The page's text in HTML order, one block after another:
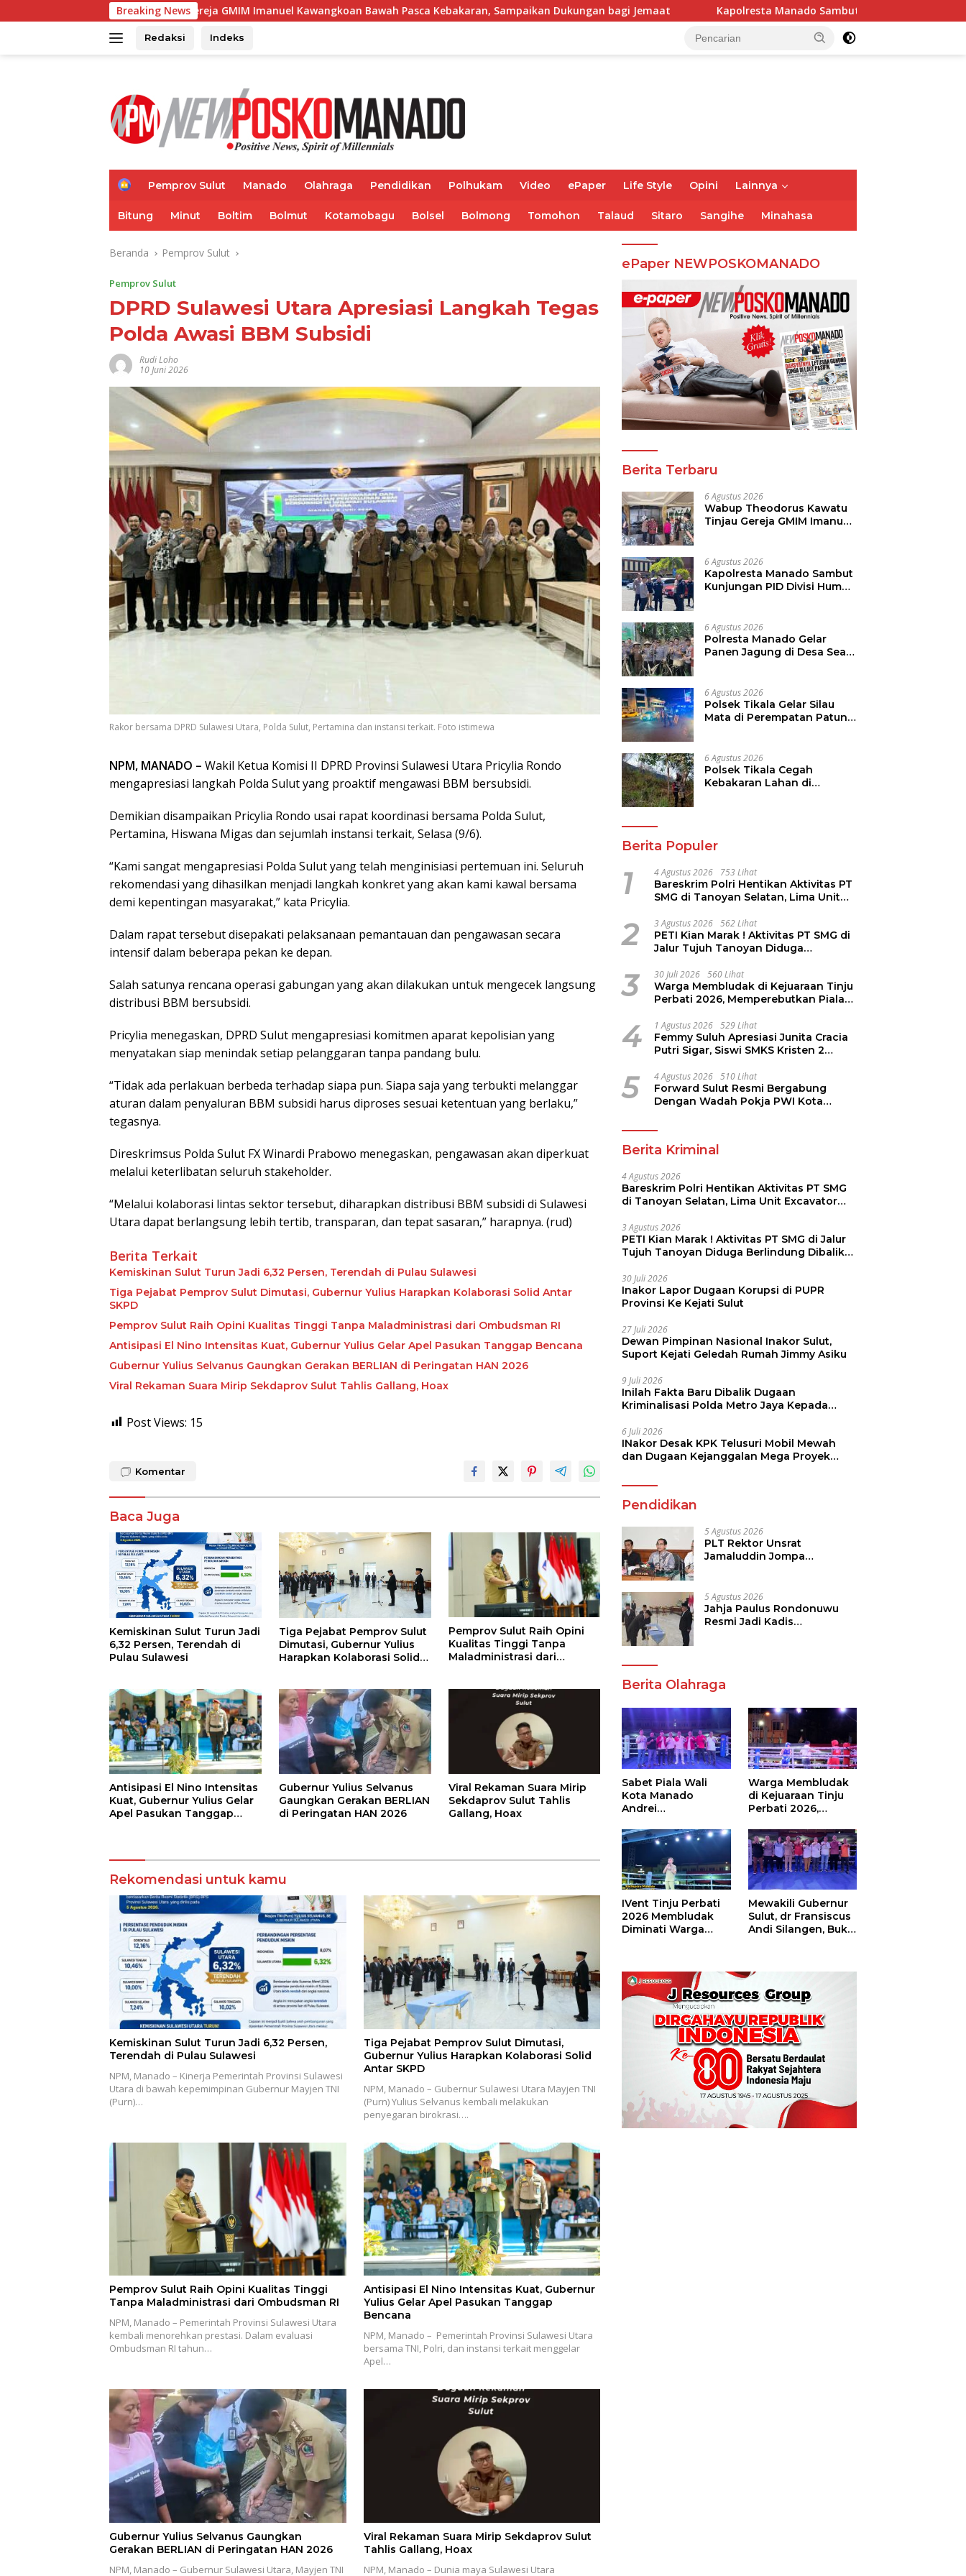
ke
Breaking News
Tinjau Gereja GMIM Imanuel Kawangkoan Bawah Pasca Kebakaran, Sampaikan Dukungan bagi Jemaat Kapolresta Manado Sambut Kunjungan PID Divisi Humas Polri
Redaksi Indeks
H
e
Pemprov Sulut Manado Olahraga Pendidikan Polhukam Video ePaper Life Style Opini Lainnya
Bitung Minut Boltim Bolmut Kotamobagu Bolsel Bolmong Tomohon Talaud Sitaro Sangihe Minahasa
Beranda Pemprov Sulut
Pemprov Sulut
DPRD Sulawesi Utara Apresiasi Langkah Tegas
Polda Awasi BBM Subsidi
Rudi Loho
10 Juni 2026
Rakor bersama DPRD Sulawesi Utara, Polda Sulut, Pertamina dan instansi terkait. Foto istimewa
NPM, MANADO – Wakil Ketua Komisi II DPRD Provinsi Sulawesi Utara Pricylia Rondo
mengapresiasi langkah Polda Sulut yang proaktif mengawasi BBM bersubsidi.
Demikian disampaikan Pricylia Rondo usai rapat koordinasi bersama Polda Sulut,
Pertamina, Hiswana Migas dan sejumlah instansi terkait, Selasa (9/6).
“Kami sangat mengapresiasi Polda Sulut yang telah menginisiasi pertemuan ini. Seluruh
rekomendasi yang dihasilkan menjadi langkah konkret yang akan kami kawal bersama
demi kepentingan masyarakat,” kata Pricylia.
Dalam rapat tersebut disepakati pelaksanaan pemantauan dan pengawasan secara
intensif dalam beberapa pekan ke depan.
Salah satunya rencana operasi gabungan yang akan dilakukan untuk mengecek langsung
distribusi BBM bersubsidi.
Pricylia menegaskan, DPRD Sulut mengapresiasi komitmen aparat kepolisian yang
menyatakan siap menindak setiap pelanggaran tanpa pandang bulu.
“Tidak ada perlakuan berbeda terhadap siapa pun. Siapa saja yang terbukti melanggar
aturan dalam penyaluran BBM subsidi harus diproses sesuai ketentuan yang berlaku,”
tegasnya.
Direskrimsus Polda Sulut FX Winardi Prabowo menegaskan, pengawasan akan diperkuat
melalui keterlibatan seluruh stakeholder.
“Melalui kolaborasi lintas sektor tersebut, diharapkan distribusi BBM subsidi di Sulawesi
Utara dapat berlangsung lebih tertib, transparan, dan tepat sasaran,” harapnya. (rud)
Berita Terkait
Kemiskinan Sulut Turun Jadi 6,32 Persen, Terendah di Pulau Sulawesi
Tiga Pejabat Pemprov Sulut Dimutasi, Gubernur Yulius Harapkan Kolaborasi Solid Antar
SKPD
Pemprov Sulut Raih Opini Kualitas Tinggi Tanpa Maladministrasi dari Ombudsman RI
Antisipasi El Nino Intensitas Kuat, Gubernur Yulius Gelar Apel Pasukan Tanggap Bencana
Gubernur Yulius Selvanus Gaungkan Gerakan BERLIAN di Peringatan HAN 2026
Viral Rekaman Suara Mirip Sekdaprov Sulut Tahlis Gallang, Hoax
Post Views: 15
Komentar
Baca Juga
Kemiskinan Sulut Turun Jadi
6,32 Persen, Terendah di
Pulau Sulawesi
Tiga Pejabat Pemprov Sulut
Dimutasi, Gubernur Yulius
Harapkan Kolaborasi Solid
Pemprov Sulut Raih Opini
Kualitas Tinggi Tanpa
Maladministrasi dari
Antisipasi El Nino Intensitas
Kuat, Gubernur Yulius Gelar
Apel Pasukan Tanggap
Gubernur Yulius Selvanus
Gaungkan Gerakan BERLIAN
di Peringatan HAN 2026
Viral Rekaman Suara Mirip
Sekdaprov Sulut Tahlis
Gallang, Hoax
Rekomendasi untuk kamu
Kemiskinan Sulut Turun Jadi 6,32 Persen,
Terendah di Pulau Sulawesi
NPM, Manado – Kinerja Pemerintah Provinsi Sulawesi
Utara di bawah kepemimpinan Gubernur Mayjen TNI
(Purn)…
Tiga Pejabat Pemprov Sulut Dimutasi,
Gubernur Yulius Harapkan Kolaborasi Solid
Antar SKPD
NPM, Manado – Gubernur Sulawesi Utara Mayjen TNI
(Purn) Yulius Selvanus kembali melakukan
penyegaran birokrasi….
Pemprov Sulut Raih Opini Kualitas Tinggi
Tanpa Maladministrasi dari Ombudsman RI
NPM, Manado – Pemerintah Provinsi Sulawesi Utara
kembali menorehkan prestasi. Dalam evaluasi
Ombudsman RI tahun…
Antisipasi El Nino Intensitas Kuat, Gubernur
Yulius Gelar Apel Pasukan Tanggap
Bencana
NPM, Manado – Pemerintah Provinsi Sulawesi Utara
bersama TNI, Polri, dan instansi terkait menggelar
Apel…
Gubernur Yulius Selvanus Gaungkan
Gerakan BERLIAN di Peringatan HAN 2026
NPM, Manado – Gubernur Sulawesi Utara, Mayjen TNI
Viral Rekaman Suara Mirip Sekdaprov Sulut
Tahlis Gallang, Hoax
NPM, Manado – Dunia maya Sulawesi Utara
ePaper NEWPOSKOMANADO
Berita Terbaru
6 Agustus 2026
Wabup Theodorus Kawatu
Tinjau Gereja GMIM Imanuel
Dukungan bagi Jemaat
6 Agustus 2026
Kapolresta Manado Sambut
Kunjungan PID Divisi Humas
6 Agustus 2026
Polresta Manado Gelar
Panen Jagung di Desa Sea,
Swasembada Pangan
6 Agustus 2026
Polsek Tikala Gelar Silau
Mata di Perempatan Patung
6 Agustus 2026
Polsek Tikala Cegah
Kebakaran Lahan di
Berita Populer
1 4 Agustus 2026 753 Lihat
Bareskrim Polri Hentikan Aktivitas PT
SMG di Tanoyan Selatan, Lima Unit
2 3 Agustus 2026 562 Lihat
PETI Kian Marak ! Aktivitas PT SMG di
Jalur Tujuh Tanoyan Diduga
3 30 Juli 2026 560 Lihat
Warga Membludak di Kejuaraan Tinju
Perbati 2026, Memperebutkan Piala
4 1 Agustus 2026 529 Lihat
Femmy Suluh Apresiasi Junita Cracia
Putri Sigar, Siswi SMKS Kristen 2
Dikmen Nasional 2026
5 4 Agustus 2026 510 Lihat
Forward Sulut Resmi Bergabung
Dengan Wadah Pokja PWI Kota
Berita Kriminal
4 Agustus 2026
Bareskrim Polri Hentikan Aktivitas PT SMG
di Tanoyan Selatan, Lima Unit Excavator
3 Agustus 2026
PETI Kian Marak ! Aktivitas PT SMG di Jalur
Tujuh Tanoyan Diduga Berlindung Dibalik
30 Juli 2026
Inakor Lapor Dugaan Korupsi di PUPR
Provinsi Ke Kejati Sulut
27 Juli 2026
Dewan Pimpinan Nasional Inakor Sulut,
Suport Kejati Geledah Rumah Jimmy Asiku
9 Juli 2026
Inilah Fakta Baru Dibalik Dugaan
Kriminalisasi Polda Metro Jaya Kepada
6 Juli 2026
INakor Desak KPK Telusuri Mobil Mewah
dan Dugaan Kejanggalan Mega Proyek
Pendidikan
5 Agustus 2026
PLT Rektor Unsrat
Jamaluddin Jompa
Kampus Kondusif
5 Agustus 2026
Jahja Paulus Rondonuwu
Resmi Jadi Kadis
Berita Olahraga
Sabet Piala Wali
Kota Manado
Andrei
Boxing Camp Juara
Umum Tinju Perbati
2026
Warga Membludak
di Kejuaraan Tinju
Perbati 2026,
Piala Wali Kota
IVent Tinju Perbati
2026 Membludak
Diminati Warga
Mewakili Gubernur
Sulut, dr Fransiscus
Andi Silangen, Buka
Piala Wali Kota
Manado